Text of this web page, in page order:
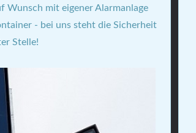
Wunsch mit eigener Alarmanlage
- bei uns steht die Sicherheit
Stelle!